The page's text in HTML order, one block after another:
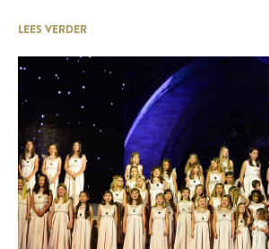
LEES VERDER